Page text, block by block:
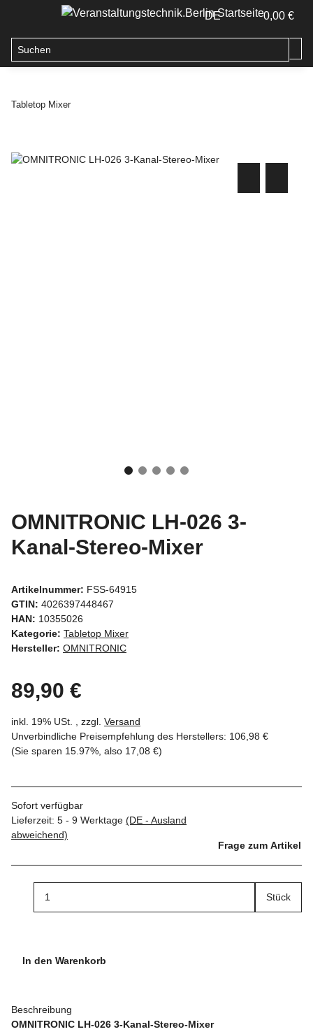
DE 0,00 €
Tabletop Mixer
OMNITRONIC LH-026 3-
Kanal-Stereo-Mixer
Artikelnummer: FSS-64915
GTIN: 4026397448467
HAN: 10355026
Kategorie: Tabletop Mixer
Hersteller: OMNITRONIC
89,90 €
inkl. 19% USt. , zzgl. Versand
Unverbindliche Preisempfehlung des Herstellers: 106,98 €
(Sie sparen 15.97% , also 17,08 €)
Sofort verfügbar
Lieferzeit: 5 - 9 Werktage (DE - Ausland
abweichend)
Frage zum Artikel
Stück
In den Warenkorb
Beschreibung
OMNITRONIC LH-026 3-Kanal-Stereo-Mixer